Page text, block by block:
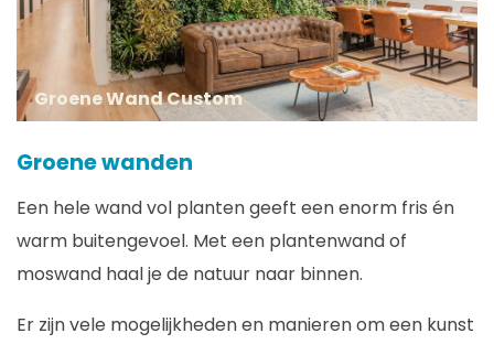
Groene Wand Custom
Groene wanden
Een hele wand vol planten geeft een enorm fris én
warm buitengevoel. Met een plantenwand of
moswand haal je de natuur naar binnen.
Er zijn vele mogelijkheden en manieren om een kunst